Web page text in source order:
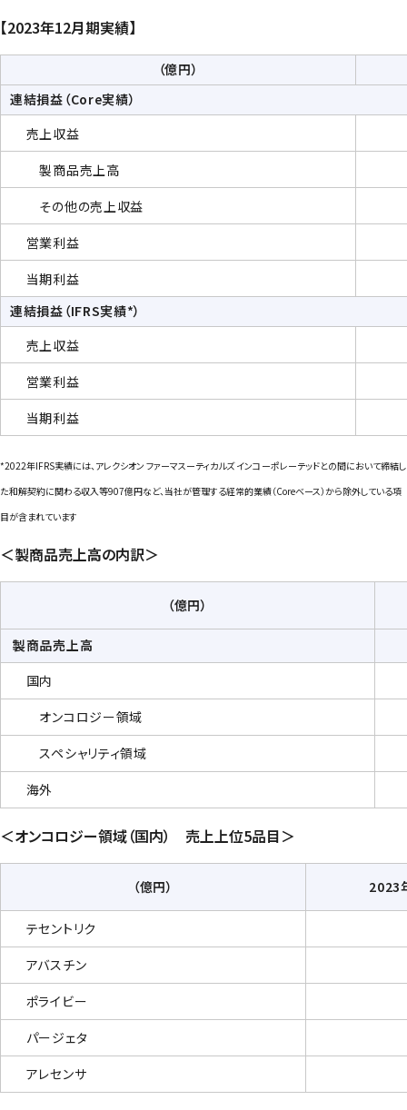
【2023年12月期実績】
（億円）
連結損益（Core実績）
売上収益
製商品売上高
その他の売上収益
営業利益
当期利益
連結損益（IFRS実績*）
売上収益
営業利益
当期利益
*2022年IFRS実績には、アレクシオン ファーマスーティカルズ インコーポレーテッドとの間において締結し
た和解契約に関わる収入等907億円など、当社が管理する経常的業績（Coreベース）から除外している項
目が含まれています
＜製商品売上高の内訳＞
（億円）
製商品売上高
国内
オンコロジー領域
スペシャリティ領域
海外
＜オンコロジー領域（国内） 売上上位5品目＞
（億円） 2023
テセントリク
アバスチン
ポライビー
パージェタ
アレセンサ